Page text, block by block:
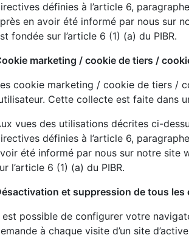
définies à l’article 6,
en avoir été informé par nous sur
fondée sur l’article 6 (1) (a) du PIBR.
marketing / cookie de tiers /
cookie marketing / cookie de tiers /
Cette collecte est faite dans
vues des utilisations décrites ci-
définies à l’article 6,
été informé par nous sur notre site
l’article 6 (1) (a) du PIBR.
et suppression de tous les
est possible de configurer votre
à chaque visite d’un site